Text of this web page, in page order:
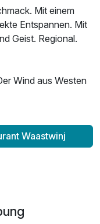
Mit einem
Entspannen. Mit
Geist. Regional.
Wind aus Westen
Waastwinj